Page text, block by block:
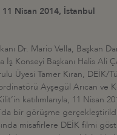
11 Nisan 2014, İstanbul
Dr. Mario Vella, Başkan
İş Konseyi Başkanı Halis Ali
Üyesi Tamer Kıran, DEİK/
Ayşegül Arıcan ve
katılımlarıyla, 11 Nisan
bir görüşme
misafirlere DEİK filmi